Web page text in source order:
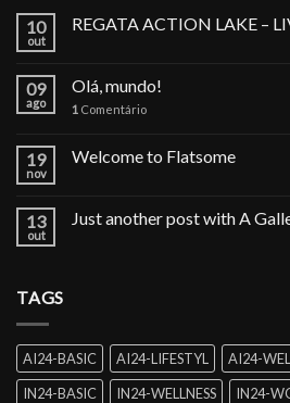
10
out
REGATA ACTION LAKE –
09
ago
Olá, mundo!
1 Comentário
19
nov
Welcome to Flatsome
13
out
Just another post with A
TAGS
AI24-BASIC AI24-LIFESTYL AI24-
IN24-BASIC
IN24-WELLNESS IN24-